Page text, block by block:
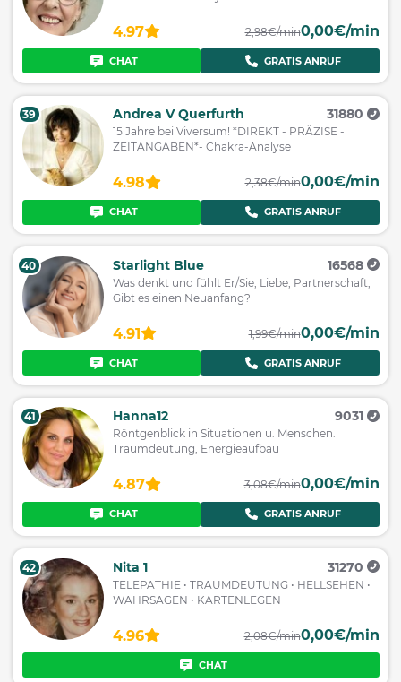
4.97 2,98€/min0,00€/min
CHAT GRATIS ANRUF
39 Andrea V Querfurth 31880
15 Jahre bei Viversum! *DIREKT - PRÄZISE -
ZEITANGABEN*- Chakra-Analyse
4.98 2,38€/min0,00€/min
CHAT GRATIS ANRUF
40 Starlight Blue 16568
Was denkt und fühlt Er/Sie, Liebe, Partnerschaft,
Gibt es einen Neuanfang?
4.91 1,99€/min0,00€/min
CHAT GRATIS ANRUF
41 Hanna12 9031
Röntgenblick in Situationen u. Menschen.
Traumdeutung, Energieaufbau
4.87 3,08€/min0,00€/min
CHAT GRATIS ANRUF
42 Nita 1 31270
TELEPATHIE • TRAUMDEUTUNG • HELLSEHEN •
WAHRSAGEN • KARTENLEGEN
4.96 2,08€/min0,00€/min
CHAT